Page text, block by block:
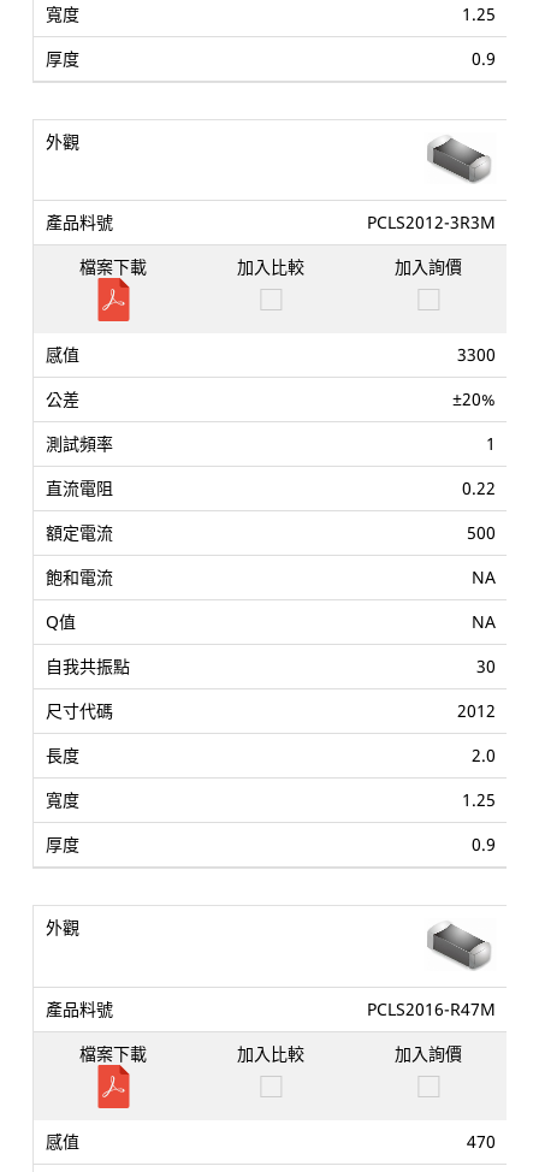
1.25
0.9
PCLS2012-3R3M
3300
±20%
1
0.22
500
NA
NA
30
2012
2.0
1.25
0.9
PCLS2016-R47M
470